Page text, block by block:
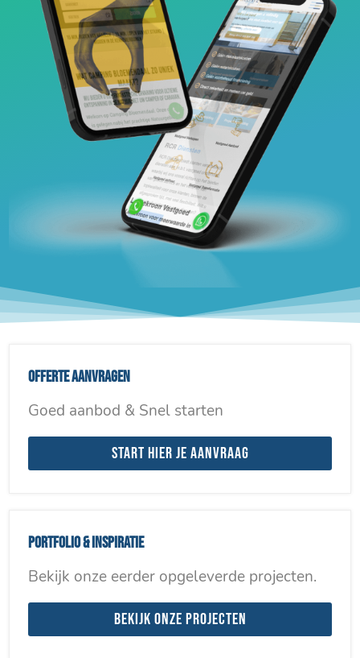
Offerte aanvragen
Goed aanbod & Snel starten
Start hier je aanvraag
Portfolio & inspiratie
Bekijk onze eerder opgeleverde projecten.
Bekijk onze projecten